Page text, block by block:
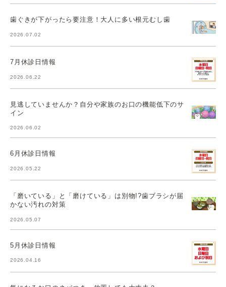
歯ぐきが下がったら要注意！大人に多い根元むし歯
2026.07.02
7月休診日情報
2026.06.22
見逃していませんか？自分や家族のお口の機能低下のサ
イン
2026.06.02
6月休診日情報
2026.05.22
「磨いている」と「磨けている」は別物!?歯ブラシが届
かない汚れの対策
2026.05.07
5月休診日情報
2026.04.16